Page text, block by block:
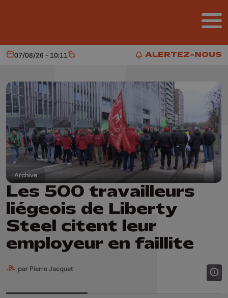
ALERTEZ-NOUS
ALERTEZ-NOUS
Aujourd'hui
07/08/26 - 10:11 Météo
Les 500 travailleurs
liégeois de Liberty
Steel citent leur
employeur en faillite
par Pierre Jacquet
Archive